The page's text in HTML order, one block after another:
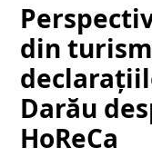
din
Darău
HoReCa